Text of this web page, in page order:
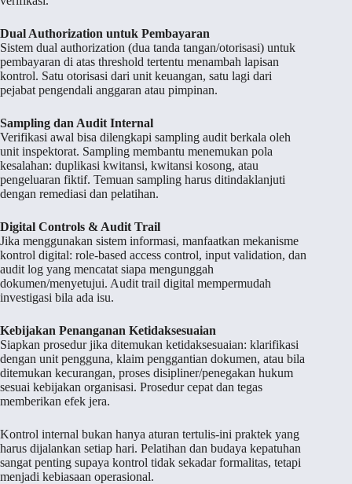
Dual Authorization untuk Pembayaran
Sistem dual authorization (dua tanda tangan/otorisasi) untuk
pembayaran di atas threshold tertentu menambah lapisan
kontrol. Satu otorisasi dari unit keuangan, satu lagi dari
pejabat pengendali anggaran atau pimpinan.
Sampling dan Audit Internal
Verifikasi awal bisa dilengkapi sampling audit berkala oleh
unit inspektorat. Sampling membantu menemukan pola
kesalahan: duplikasi kwitansi, kwitansi kosong, atau
pengeluaran fiktif. Temuan sampling harus ditindaklanjuti
dengan remediasi dan pelatihan.
Digital Controls & Audit Trail
Jika menggunakan sistem informasi, manfaatkan mekanisme
kontrol digital: role-based access control, input validation, dan
audit log yang mencatat siapa mengunggah
dokumen/menyetujui. Audit trail digital mempermudah
investigasi bila ada isu.
Kebijakan Penanganan Ketidaksesuaian
Siapkan prosedur jika ditemukan ketidaksesuaian: klarifikasi
dengan unit pengguna, klaim penggantian dokumen, atau bila
ditemukan kecurangan, proses disipliner/penegakan hukum
sesuai kebijakan organisasi. Prosedur cepat dan tegas
memberikan efek jera.
Kontrol internal bukan hanya aturan tertulis-ini praktek yang
harus dijalankan setiap hari. Pelatihan dan budaya kepatuhan
sangat penting supaya kontrol tidak sekadar formalitas, tetapi
menjadi kebiasaan operasional.